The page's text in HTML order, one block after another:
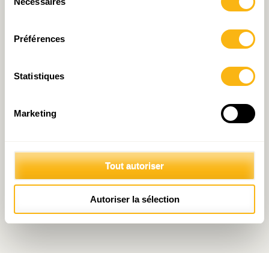
Préférences
Statistiques
Marketing
Tout autoriser
Autoriser la sélection